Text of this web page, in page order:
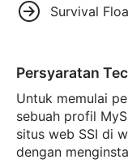
Survival
Persyaratan
Untuk memulai
sebuah profil
situs web SSI di
dengan